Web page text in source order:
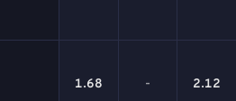
1.68 - 2.12